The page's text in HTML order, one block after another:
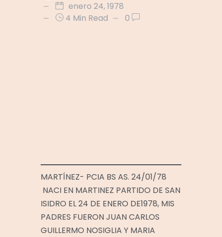
enero 24, 1978
4 Min Read
0
MARTÍNEZ- PCIA BS AS. 24/01/78
NACI EN MARTINEZ PARTIDO DE SAN
ISIDRO EL 24 DE ENERO DE1978, MIS
PADRES FUERON JUAN CARLOS
GUILLERMO NOSIGLIA Y MARIA